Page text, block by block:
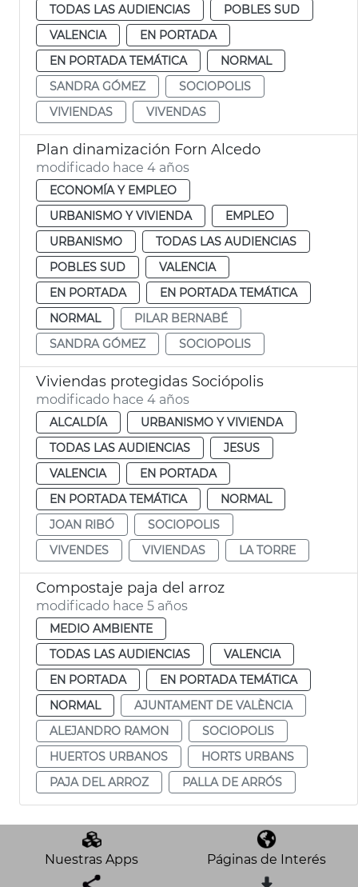
TODAS LAS AUDIENCIAS
POBLES SUD
VALENCIA
EN PORTADA
EN PORTADA TEMÁTICA
NORMAL
SANDRA GÓMEZ
SOCIOPOLIS
VIVIENDAS
VIVENDAS
Plan dinamización Forn Alcedo
modificado hace 4 años
ECONOMÍA Y EMPLEO
URBANISMO Y VIVIENDA
EMPLEO
URBANISMO
TODAS LAS AUDIENCIAS
POBLES SUD
VALENCIA
EN PORTADA
EN PORTADA TEMÁTICA
NORMAL
PILAR BERNABÉ
SANDRA GÓMEZ
SOCIOPOLIS
Viviendas protegidas Sociópolis
modificado hace 4 años
ALCALDÍA
URBANISMO Y VIVIENDA
TODAS LAS AUDIENCIAS
JESUS
VALENCIA
EN PORTADA
EN PORTADA TEMÁTICA
NORMAL
JOAN RIBÓ
SOCIOPOLIS
VIVENDES
VIVIENDAS LA TORRE
Compostaje paja del arroz
modificado hace 5 años
MEDIO AMBIENTE
TODAS LAS AUDIENCIAS
VALENCIA
EN PORTADA
EN PORTADA TEMÁTICA
NORMAL
AJUNTAMENT DE VALÈNCIA
ALEJANDRO RAMON
SOCIOPOLIS
HUERTOS URBANOS
HORTS URBANS
PAJA DEL ARROZ
PALLA DE ARRÓS
Nuestras Apps Páginas de Interés